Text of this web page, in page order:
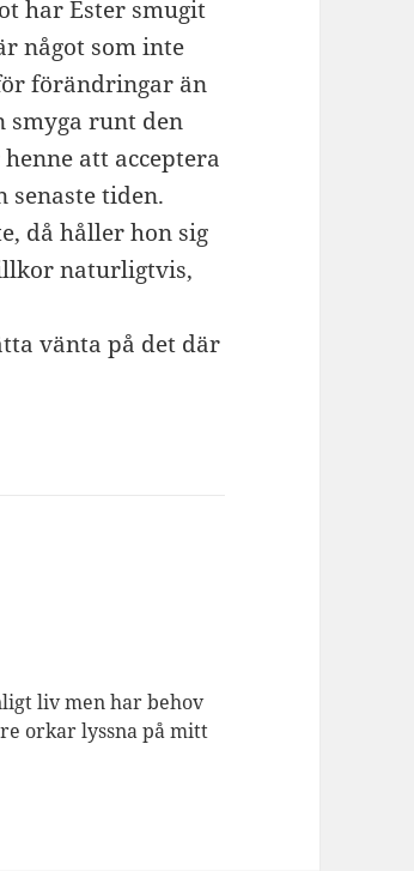
har Ester smugit
något som inte
förändringar än
smyga runt den
att acceptera
senaste tiden.
då håller hon sig
naturligtvis,
vänta på det där
liv men har behov
orkar lyssna på mitt